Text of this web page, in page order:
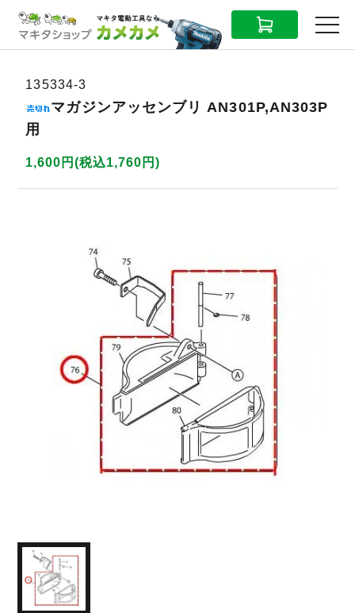
CART MENU
135334-3
マガジンアッセンブリ AN301P,AN303P
用
1,600円(税込1,760円)